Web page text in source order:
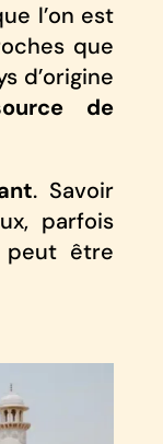
l’on est
que
d’origine
de
. Savoir
parfois
peut être